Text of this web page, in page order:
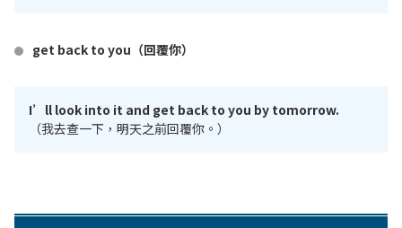
get back to you（回覆你）
I’ll look into it and get back to you by tomorrow.
（我去查一下，明天之前回覆你。）